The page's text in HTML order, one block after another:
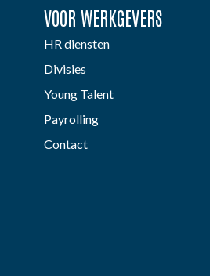
VOOR WERKGEVERS
HR diensten
Divisies
Young Talent
Payrolling
Contact